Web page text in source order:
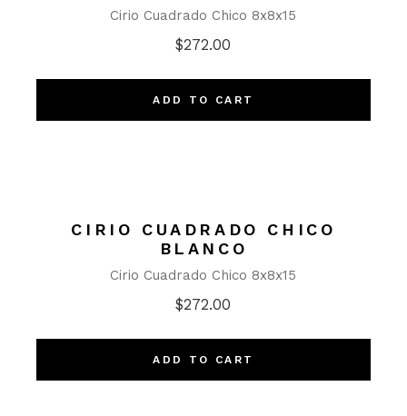
Cirio Cuadrado Chico 8x8x15
$272.00
ADD TO CART
CIRIO CUADRADO CHICO
BLANCO
Cirio Cuadrado Chico 8x8x15
$272.00
ADD TO CART